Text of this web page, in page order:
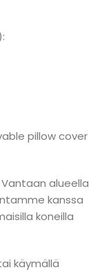
pillow cover
alueella
kanssa
koneilla
käymällä